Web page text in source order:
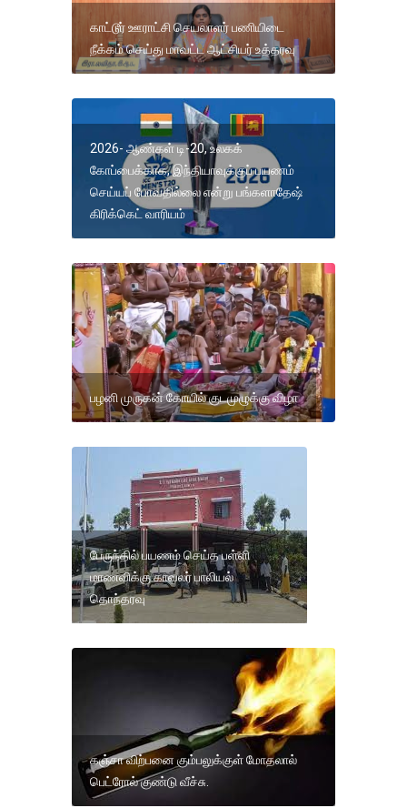
காட்டூர் ஊராட்சி செயலாளர் பணியிடை
நீக்கம் செய்து மாவட்ட ஆட்சியர் உத்தரவு
2026- ஆண்கள் டி-20, உலகக்
கோப்பைக்காக, இந்தியாவுக்குப் பயணம்
செய்யப் போவதில்லை என்று பங்களாதேஷ்
கிரிக்கெட் வாரியம்
பழனி முருகன் கோயில் குடமுழுக்கு விழா
பேருந்தில் பயணம் செய்த பள்ளி
மாணவிக்கு காவலர் பாலியல்
தொந்தரவு
கஞ்சா விற்பனை கும்பலுக்குள் மோதலால்
பெட்ரோல் குண்டு வீச்சு.